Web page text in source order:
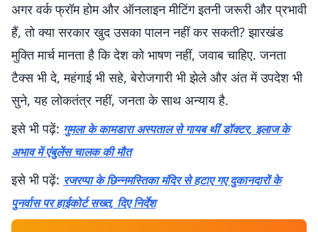
अगर वर्क फ्रॉम होम और ऑनलाइन मीटिंग इतनी जरूरी और प्रभावी
हैं, तो क्या सरकार खुद उसका पालन नहीं कर सकती? झारखंड
मुक्ति मार्च मानता है कि देश को भाषण नहीं, जवाब चाहिए. जनता
टैक्स भी दे, महंगाई भी सहे, बेरोजगारी भी झेले और अंत में उपदेश भी
सुने, यह लोकतंत्र नहीं, जनता के साथ अन्याय है.
इसे भी पढ़ें: गुमला के कामडारा अस्पताल से गायब थीं डॉक्टर, इलाज के
अभाव में एंबुलेंस चालक की मौत
इसे भी पढ़ें: रजरप्पा के छिन्नमस्तिका मंदिर से हटाए गए दुकानदारों के
पुनर्वास पर हाईकोर्ट सख्त, दिए निर्देश